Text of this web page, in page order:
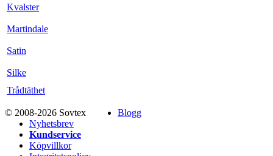
Kvalster
Martindale
Satin
Silke
Trådtäthet
© 2008-2026 Sovtex
Blogg
Nyhetsbrev
Kundservice
Köpvillkor